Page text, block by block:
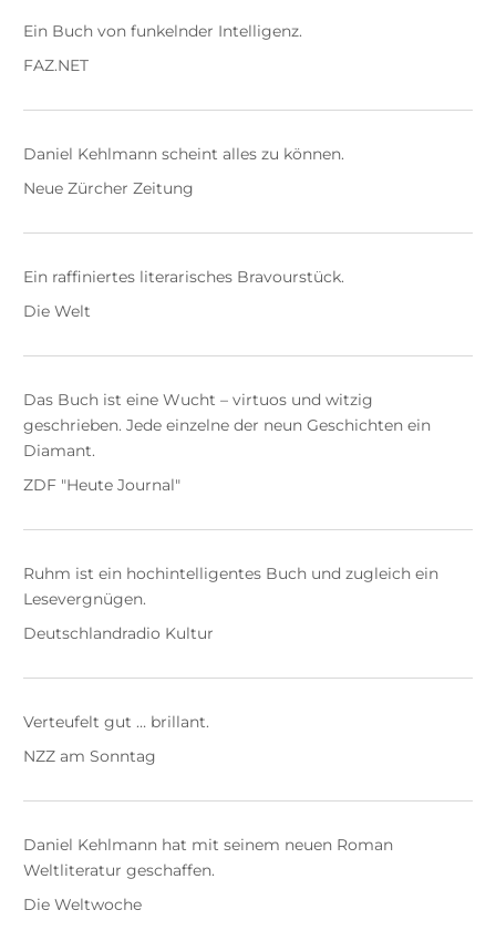
Ein Buch von funkelnder Intelligenz.
FAZ.NET
Daniel Kehlmann scheint alles zu können.
Neue Zürcher Zeitung
Ein raffiniertes literarisches Bravourstück.
Die Welt
Das Buch ist eine Wucht – virtuos und witzig
geschrieben. Jede einzelne der neun Geschichten ein
Diamant.
ZDF "Heute Journal"
Ruhm ist ein hochintelligentes Buch und zugleich ein
Lesevergnügen.
Deutschlandradio Kultur
Verteufelt gut … brillant.
NZZ am Sonntag
Daniel Kehlmann hat mit seinem neuen Roman
Weltliteratur geschaffen.
Die Weltwoche